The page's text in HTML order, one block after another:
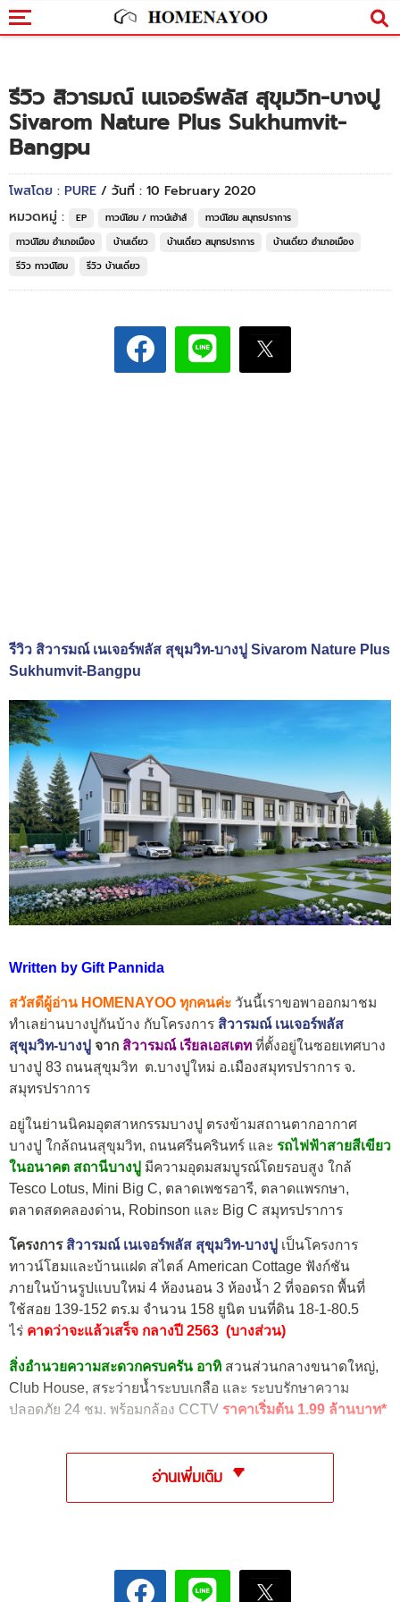
รีวิว สิวารมณ์ เนเจอร์พลัส สุขุมวิท-บางปู
Sivarom Nature Plus Sukhumvit-
Bangpu
โพสโดย : PURE / วันที่ : 10 February 2020
หมวดหมู่ :
EP ทาวน์โฮม / ทาวน์เฮ้าส์
ทาวน์โฮม สมุทรปราการ
ทาวน์โฮม อำเภอเมือง
บ้านเดี่ยว บ้านเดี่ยว สมุทรปราการ
บ้านเดี่ยว อำเภอเมือง
รีวิว ทาวน์โฮม
รีวิว บ้านเดี่ยว
รีวิว สิวารมณ์ เนเจอร์พลัส สุขุมวิท-บางปู Sivarom Nature Plus
Sukhumvit-Bangpu
Written by Gift Pannida
สวัสดีผู้อ่าน HOMENAYOO ทุกคนค่ะ วันนี้เราขอพาออกมาชม
ทำเลย่านบางปูกันบ้าง กับโครงการ สิวารมณ์ เนเจอร์พลัส
สุขุมวิท-บางปู จาก สิวารมณ์ เรียลเอสเตท ที่ตั้งอยู่ในซอยเทศบาง
บางปู 83 ถนนสุขุมวิท ต.บางปูใหม่ อ.เมืองสมุทรปราการ จ.
สมุทรปราการ
อยู่ในย่านนิคมอุตสาหกรรมบางปู ตรงข้ามสถานตากอากาศ
บางปู ใกล้ถนนสุขุมวิท, ถนนศรีนครินทร์ และ รถไฟฟ้าสายสีเขียว
ในอนาคต สถานีบางปู มีความอุดมสมบูรณ์โดยรอบสูง ใกล้
Tesco Lotus, Mini Big C, ตลาดเพชรอารี, ตลาดแพรกษา,
ตลาดสดคลองด่าน, Robinson และ Big C สมุทรปราการ
โครงการ สิวารมณ์ เนเจอร์พลัส สุขุมวิท-บางปู เป็นโครงการ
ทาวน์โฮมและบ้านแฝด สไตล์ American Cottage ฟังก์ชัน
ภายในบ้านรูปแบบใหม่ 4 ห้องนอน 3 ห้องน้ำ 2 ที่จอดรถ พื้นที่
ใช้สอย 139-152 ตร.ม จำนวน 158 ยูนิต บนที่ดิน 18-1-80.5
ไร่ คาดว่าจะแล้วเสร็จ กลางปี 2563 (บางส่วน)
สิ่งอำนวยความสะดวกครบครัน อาทิ สวนส่วนกลางขนาดใหญ่,
Club House, สระว่ายน้ำระบบเกลือ และ ระบบรักษาความ
ปลอดภัย 24 ชม. พร้อมกล้อง CCTV ราคาเริ่มต้น 1.99 ล้านบาท*
อ่านเพิ่มเติม